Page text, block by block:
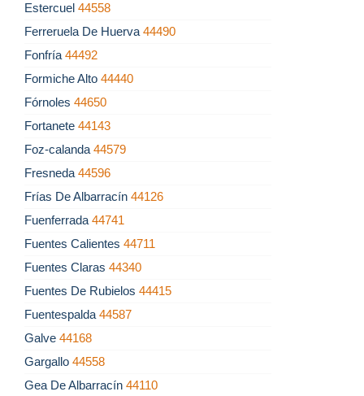
Estercuel 44558
Ferreruela De Huerva 44490
Fonfría 44492
Formiche Alto 44440
Fórnoles 44650
Fortanete 44143
Foz-calanda 44579
Fresneda 44596
Frías De Albarracín 44126
Fuenferrada 44741
Fuentes Calientes 44711
Fuentes Claras 44340
Fuentes De Rubielos 44415
Fuentespalda 44587
Galve 44168
Gargallo 44558
Gea De Albarracín 44110